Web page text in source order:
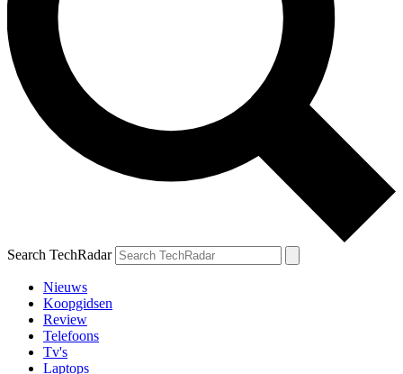
Search TechRadar
Nieuws
Koopgidsen
Review
Telefoons
Tv's
Laptops